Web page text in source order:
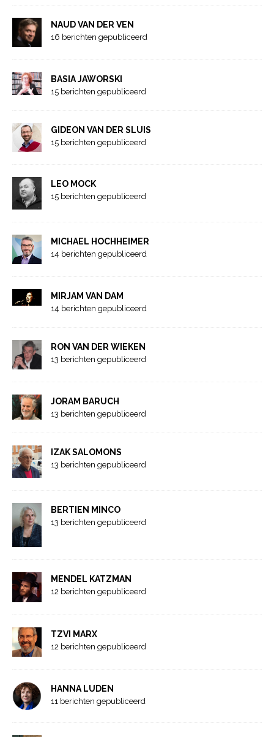
NAUD VAN DER VEN
16 berichten gepubliceerd
BASIA JAWORSKI
15 berichten gepubliceerd
GIDEON VAN DER SLUIS
15 berichten gepubliceerd
LEO MOCK
15 berichten gepubliceerd
MICHAEL HOCHHEIMER
14 berichten gepubliceerd
MIRJAM VAN DAM
14 berichten gepubliceerd
RON VAN DER WIEKEN
13 berichten gepubliceerd
JORAM BARUCH
13 berichten gepubliceerd
IZAK SALOMONS
13 berichten gepubliceerd
BERTIEN MINCO
13 berichten gepubliceerd
MENDEL KATZMAN
12 berichten gepubliceerd
TZVI MARX
12 berichten gepubliceerd
HANNA LUDEN
11 berichten gepubliceerd